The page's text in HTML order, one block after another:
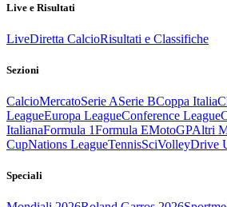
Live e Risultati
LiveDiretta CalcioRisultati e Classifiche
Sezioni
CalcioMercatoSerie ASerie BCoppa Italia
LeagueEuropa LeagueConference League
ItalianaFormula 1Formula EMotoGPAltri
CupNations LeagueTennisSciVolleyDrive
Speciali